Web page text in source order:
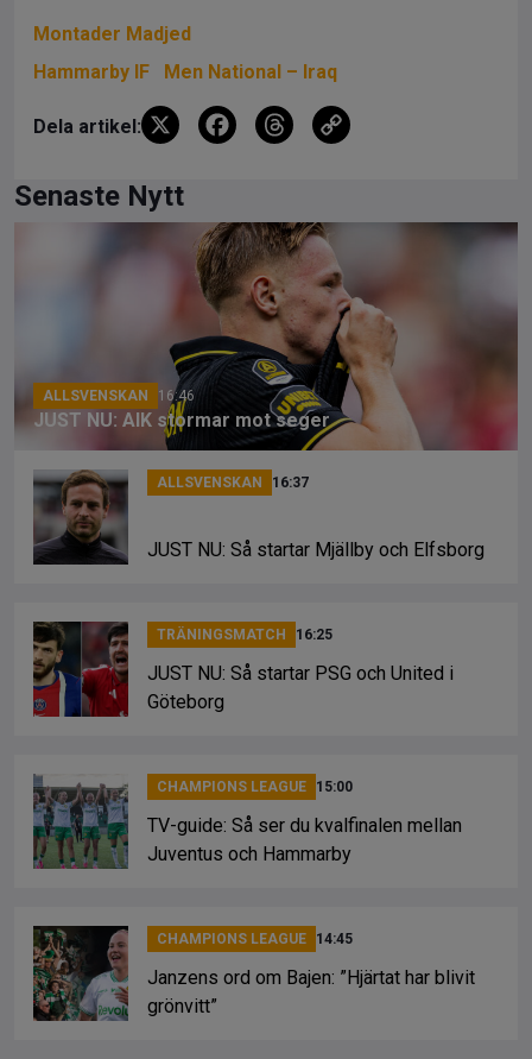
Montader Madjed
Hammarby IF
Men National – Iraq
Dela artikel: X
F
b
o
o
k
T
a
d
s
n
k
Senaste Nytt
ALLSVENSKAN 16:46
JUST NU: AIK stormar mot seger
ALLSVENSKAN 16:37
JUST NU: Så startar Mjällby och Elfsborg
TRÄNINGSMATCH 16:25
JUST NU: Så startar PSG och United i
Göteborg
CHAMPIONS LEAGUE 15:00
TV-guide: Så ser du kvalfinalen mellan
Juventus och Hammarby
CHAMPIONS LEAGUE 14:45
Janzens ord om Bajen: ”Hjärtat har blivit
grönvitt”